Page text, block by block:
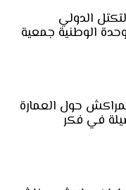
الدولي
الوطنية جمعية
حول العمارة
في فكر